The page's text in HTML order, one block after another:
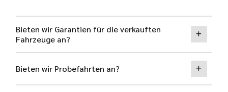
Bieten wir Garantien für die verkauften
Fahrzeuge an?
Bieten wir Probefahrten an?